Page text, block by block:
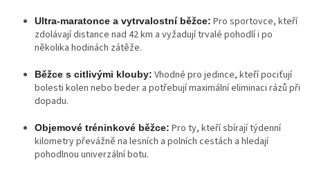
Ultra-maratonce a vytrvalostní běžce: Pro sportovce, kteří
zdolávají distance nad 42 km a vyžadují trvalé pohodlí i po
několika hodinách zátěže.
Běžce s citlivými klouby: Vhodné pro jedince, kteří pociťují
bolesti kolen nebo beder a potřebují maximální eliminaci rázů při
dopadu.
Objemové tréninkové běžce: Pro ty, kteří sbírají týdenní
kilometry převážně na lesních a polních cestách a hledají
pohodlnou univerzální botu.